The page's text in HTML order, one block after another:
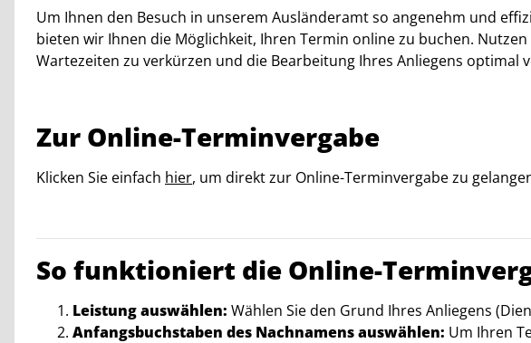
Um Ihnen den Besuch in unserem Ausländeramt so angenehm und
bieten wir Ihnen die Möglichkeit, Ihren Termin online zu buchen. Nutzen
Wartezeiten zu verkürzen und die Bearbeitung Ihres Anliegens optimal
Zur Online-Terminvergabe
Klicken Sie einfach hier, um direkt zur Online-Terminvergabe zu
So funktioniert die Online-
Leistung auswählen: Wählen Sie den Grund Ihres Anliegens
Anfangsbuchstaben des Nachnamens auswählen: Um Ihren